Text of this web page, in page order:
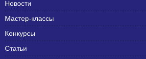
Новости
Мастер-классы
Конкурсы
Статьи